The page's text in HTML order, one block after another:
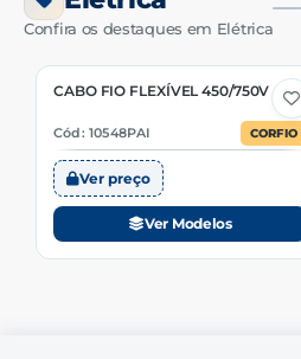
Confira os destaques em Elétrica
26 Opções
CABO FIO FLEXÍVEL 450/750V
Cód: 10548PAI CORFIO
Ver preço
Ver Modelos